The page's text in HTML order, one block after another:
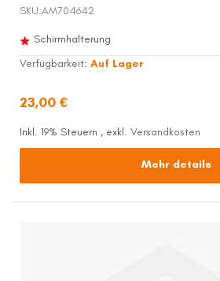
SKU:AM704642
Schirmhalterung
Verfügbarkeit: Auf Lager
23,00 €
Inkl. 19% Steuern , exkl. Versandkosten
Mehr details